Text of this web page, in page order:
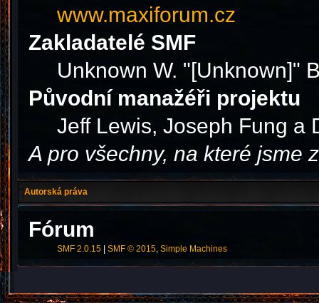
www.maxiforum.cz
Zakladatelé SMF
Unknown W. "[Unknown]"
Původní manažéři projektu
Jeff Lewis, Joseph Fung a
A pro všechny, na které jsme
Autorská práva
Fórum
SMF 2.0.15| SMF © 2015, Simple Machines